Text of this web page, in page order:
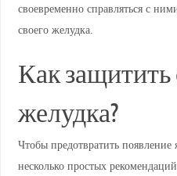
своевременно справляться с
своего желудка.
Как защитить
желудка?
Чтобы предотвратить появление
несколько простых